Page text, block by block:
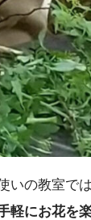
いの教室では
軽にお花を